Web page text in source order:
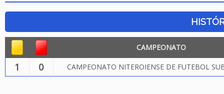
CAMPEONATO
1 0 CAMPEONATO NITEROIENSE DE FUTEBOL